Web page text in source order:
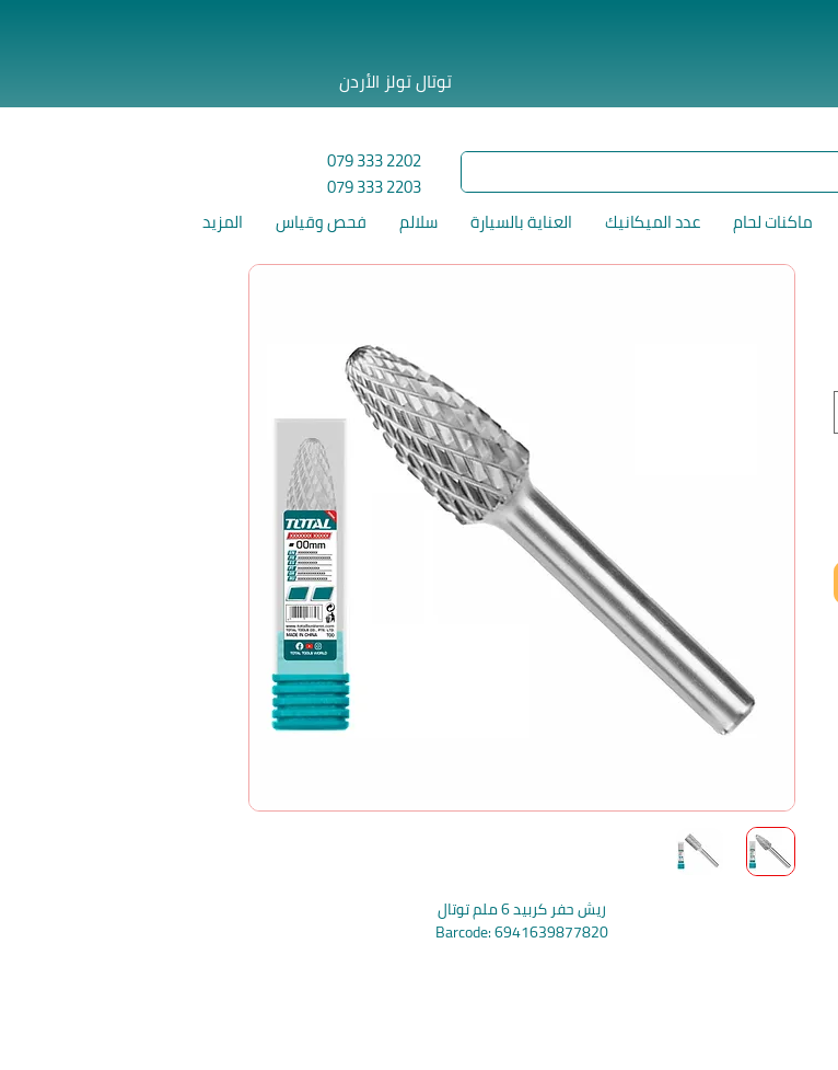
توتال تولز الأردن
079 333 2202
079 333 2203
ماكنات لحام عدد الميكانيك العناية بالسيارة سلالم فحص وقياس المزيد
ريش حفر كربيد 6 ملم توتال
Barcode: 6941639877820